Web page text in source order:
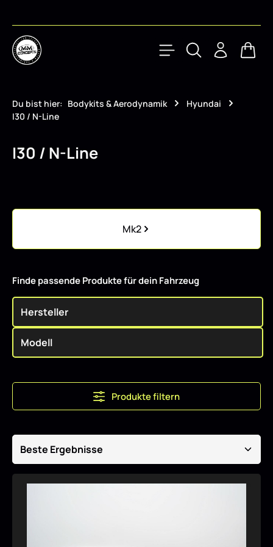
Du bist hier: Bodykits & Aerodynamik
Hyundai
I30 / N-Line
I30 / N-Line
Kategoriegalerie überspringen
Mk2
Finde passende Produkte für dein Fahrzeug
Produkte filtern